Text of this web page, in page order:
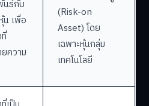
นธ์กับ
น เพื่อ
ความ
(Risk-on
Asset) โดย
เฉพาะหุ้นกลุ่ม
เทคโนโลยี